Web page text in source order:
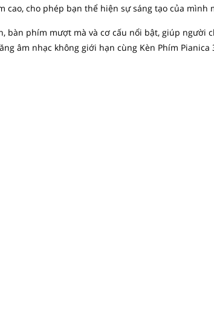
cao, cho phép bạn thể hiện sự sáng tạo của mình
bàn phím mượt mà và cơ cấu nổi bật, giúp người
âm nhạc không giới hạn cùng Kèn Phím Pianica